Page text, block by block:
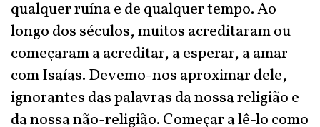
qualquer ruína e de qualquer tempo. Ao
longo dos séculos, muitos acreditaram ou
começaram a acreditar, a esperar, a amar
com Isaías. Devemo-nos aproximar dele,
ignorantes das palavras da nossa religião e
da nossa não-religião. Começar a lê-lo como